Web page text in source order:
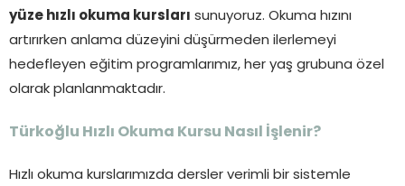
yüze hızlı okuma kursları
sunuyoruz. Okuma hızını
artırırken anlama düzeyini düşürmeden ilerlemeyi
hedefleyen eğitim programlarımız, her yaş grubuna özel
olarak planlanmaktadır.
Türkoğlu Hızlı Okuma Kursu Nasıl İşlenir?
Hızlı okuma kurslarımızda dersler verimli bir sistemle